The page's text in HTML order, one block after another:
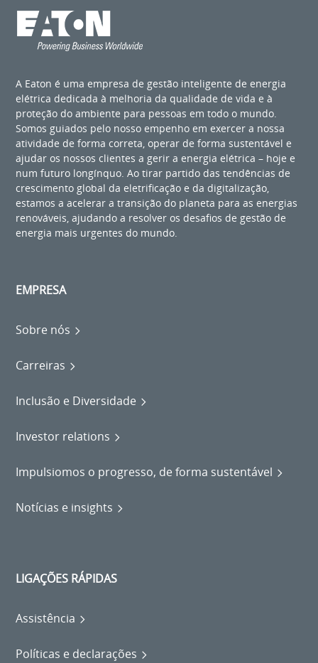
A Eaton é uma empresa de gestão inteligente de energia
elétrica dedicada à melhoria da qualidade de vida e à
proteção do ambiente para pessoas em todo o mundo.
Somos guiados pelo nosso empenho em exercer a nossa
atividade de forma correta, operar de forma sustentável e
ajudar os nossos clientes a gerir a energia elétrica – hoje e
num futuro longínquo. Ao tirar partido das tendências de
crescimento global da eletrificação e da digitalização,
estamos a acelerar a transição do planeta para as energias
renováveis, ajudando a resolver os desafios de gestão de
energia mais urgentes do mundo.
EMPRESA
Sobre nós
Carreiras
Inclusão e Diversidade
Investor relations
Impulsiomos o progresso, de forma sustentável
Notícias e insights
LIGAÇÕES RÁPIDAS
Assistência
Políticas e declarações